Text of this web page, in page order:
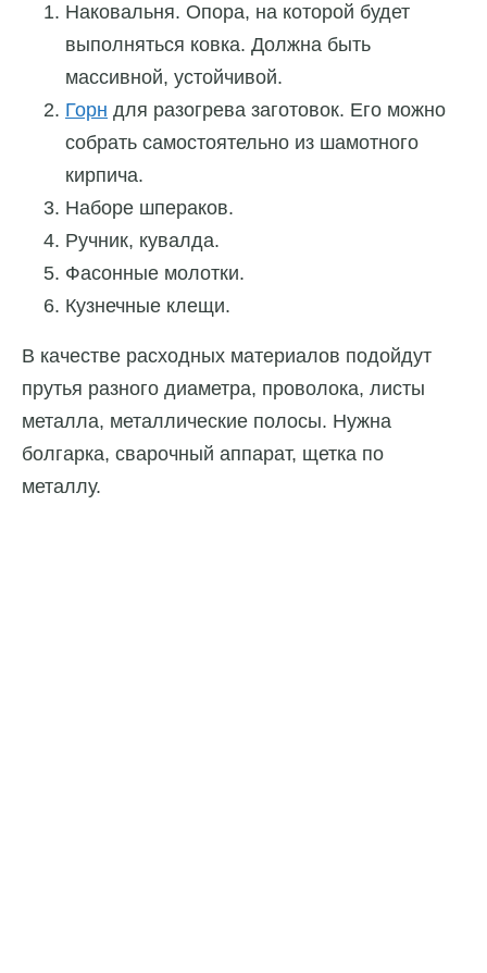
Наковальня. Опора, на которой будет
выполняться ковка. Должна быть
массивной, устойчивой.
Горн для разогрева заготовок. Его можно
собрать самостоятельно из шамотного
кирпича.
Наборе шпераков.
Ручник, кувалда.
Фасонные молотки.
Кузнечные клещи.
В качестве расходных материалов подойдут
прутья разного диаметра, проволока, листы
металла, металлические полосы. Нужна
болгарка, сварочный аппарат, щетка по
металлу.